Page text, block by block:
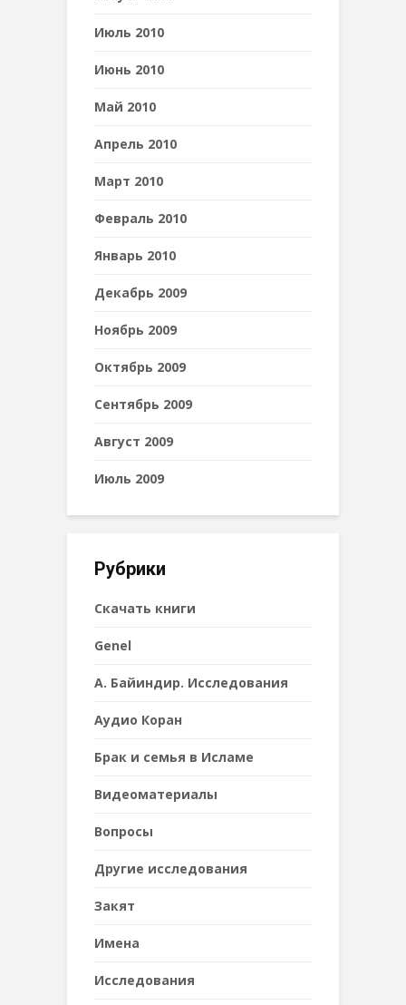
Июль 2010
Июнь 2010
Май 2010
Апрель 2010
Март 2010
Февраль 2010
Январь 2010
Декабрь 2009
Ноябрь 2009
Октябрь 2009
Сентябрь 2009
Август 2009
Июль 2009
Рубрики
Cкачать книги
Genel
А. Байиндир. Исследования
Аудио Коран
Брак и семья в Исламе
Видеоматериалы
Вопросы
Другие исследования
Закят
Имена
Исследования